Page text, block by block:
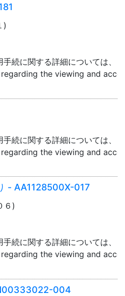
)
続に関する詳細については、「
the viewing and
続に関する詳細については、「
the viewing and
- AA1128500X-017
６)
続に関する詳細については、「
the viewing and
004